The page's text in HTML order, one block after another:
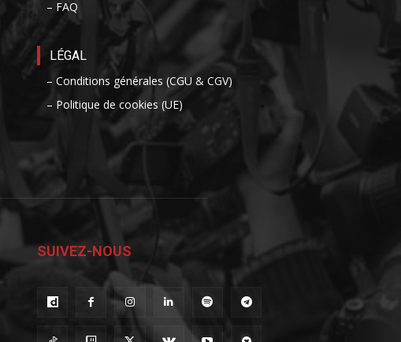
– FAQ
LÉGAL
– Conditions générales (CGU & CGV)
– Politique de cookies (UE)
SUIVEZ-NOUS